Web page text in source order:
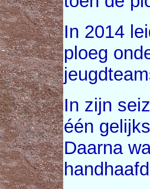
In 2014
ploeg
In zijn
één
Daarna